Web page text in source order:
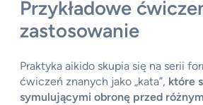
Przykładowe
zastosowanie
Praktyka aikido skupia się na serii
ćwiczeń znanych jako „kata”, które
symulującymi obronę przed